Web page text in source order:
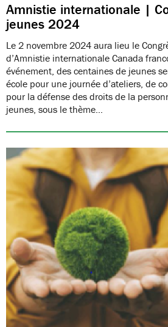
Amnistie internationale |
jeunes 2024
Le 2 novembre 2024 aura lieu le
d’Amnistie internationale Canada
événement, des centaines de jeunes
école pour une journée d’ateliers, de
pour la défense des droits de la
jeunes, sous le thème…